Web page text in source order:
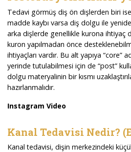
Tedavi görmüş diş ön dişlerden biri
madde kaybı varsa diş dolgu ile
arka dişlerde genellikle kurona ihtiyaç
kuron yapılmadan önce
ihtiyaçları vardır. Bu alt yapıya “core”
yerinde tutulabilmesi için de “post”
dolgu materyalinin bir kısmı
hazırlanmalıdır.
Instagram Video
Kanal Tedavisi Nedir?
Kanal tedavisi, dişin merkezindeki